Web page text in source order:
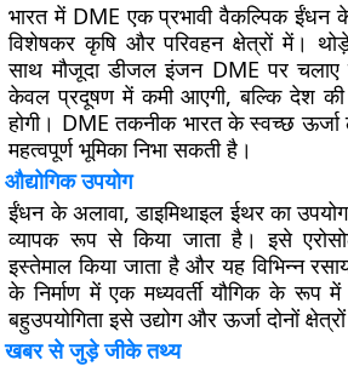
भारत में DME एक प्रभावी वैकल्पिक
विशेषकर कृषि और परिवहन क्षेत्रों में।
साथ मौजूदा डीजल इंजन DME पर
केवल प्रदूषण में कमी आएगी, बल्कि देश की
होगी। DME तकनीक भारत के स्वच्छ ऊर्जा
महत्वपूर्ण भूमिका निभा सकती है।
औद्योगिक उपयोग
ईंधन के अलावा, डाइमिथाइल ईथर का उपयोग
व्यापक रूप से किया जाता है। इसे
इस्तेमाल किया जाता है और यह विभिन्न
के निर्माण में एक मध्यवर्ती यौगिक के रूप
बहुउपयोगिता इसे उद्योग और ऊर्जा दोनों
खबर से जुड़े जीके तथ्य